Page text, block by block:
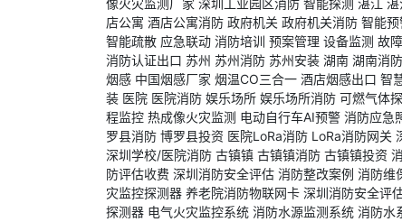
像火灾监测厂家 深圳工业园区消防 智能探测 湛江 湛
店公寓 酒店公寓消防 政府机关 政府机关消防 智能预
智能疏散 应急联动 消防培训 预案管理 设备监测 故
消防认证出口 苏州 苏州消防 苏州安装 湖南 湖南消防
烟感 中国烟感厂家 烟温CO三合一 酒店烟感出口 智
装 医院 医院消防 娱乐场所 娱乐场所消防 可燃气体
程监控 热成像火灾监测 电动自行车AI预警 消防应急
罗县消防 博罗县投资 医院LoRa消防 LoRa消防网关
深圳学校/医院消防 古镇镇 古镇镇消防 古镇镇投资
防评估收费 深圳消防安全评估 消防整改案例 消防维
灾监控探测器 养老院消防物联网卡 深圳消防安全评
探测器 电气火灾监控系统 消防水源监测系统 消防水